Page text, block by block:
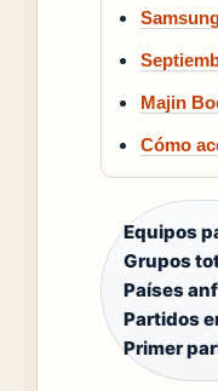
Majin
Cómo
Equipos
Grupos
Países
Partidos
Primer